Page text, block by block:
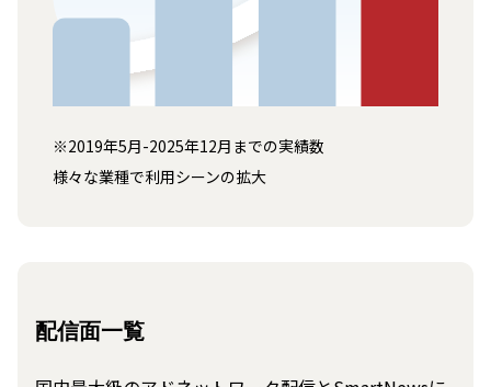
※2019年5月-2025年12月までの実績数
様々な業種で利用シーンの拡大
配信面一覧